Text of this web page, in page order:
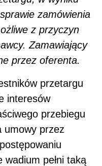
zamówienia
z przyczyn
Zamawiający
przez oferenta.
przetargu
interesów
przebiegu
umowy przez
pełni taką